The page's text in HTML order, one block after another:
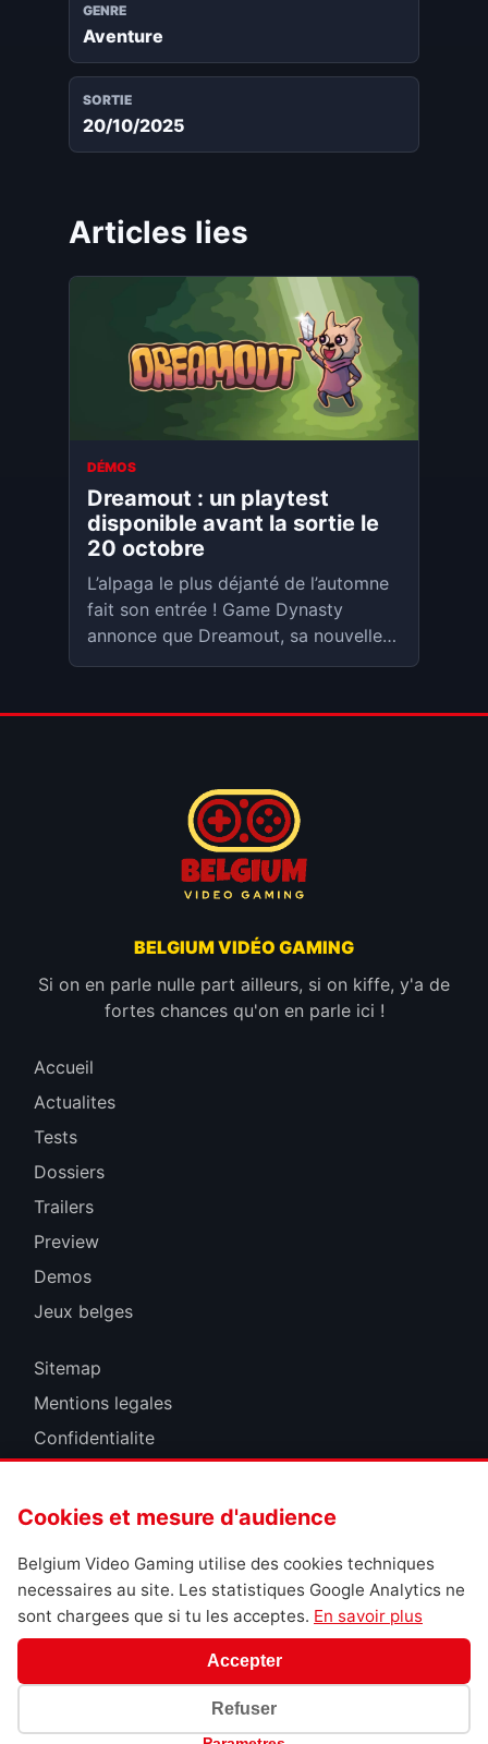
GENRE
Aventure
SORTIE
20/10/2025
Articles lies
DÉMOS
Dreamout : un playtest
disponible avant la sortie le
20 octobre
L’alpaga le plus déjanté de l’automne
fait son entrée ! Game Dynasty
annonce que Dreamout, sa nouvelle
aventure humoristique, est disponible
Steam
BELGIUM VIDÉO GAMING
Si on en parle nulle part ailleurs, si on kiffe, y'a de
fortes chances qu'on en parle ici !
Accueil
Actualites
Tests
Dossiers
Trailers
Preview
Demos
Jeux belges
Sitemap
Mentions legales
Confidentialite
Cookies et mesure d'audience
Belgium Video Gaming utilise des cookies techniques
necessaires au site. Les statistiques Google Analytics ne
sont chargees que si tu les acceptes. En savoir plus
Accepter
Refuser